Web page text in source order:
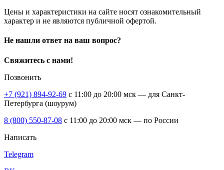
Цены и характеристики на сайте носят ознакомительный
характер и не являются публичной офертой.
Не нашли ответ на ваш вопрос?
Свяжитесь с нами!
Позвонить
+7 (921) 894-92-69 c 11:00 до 20:00 мск — для Санкт-
Петербурга (шоурум)
8 (800) 550-87-08 c 11:00 до 20:00 мск — по России
Написать
Telegram